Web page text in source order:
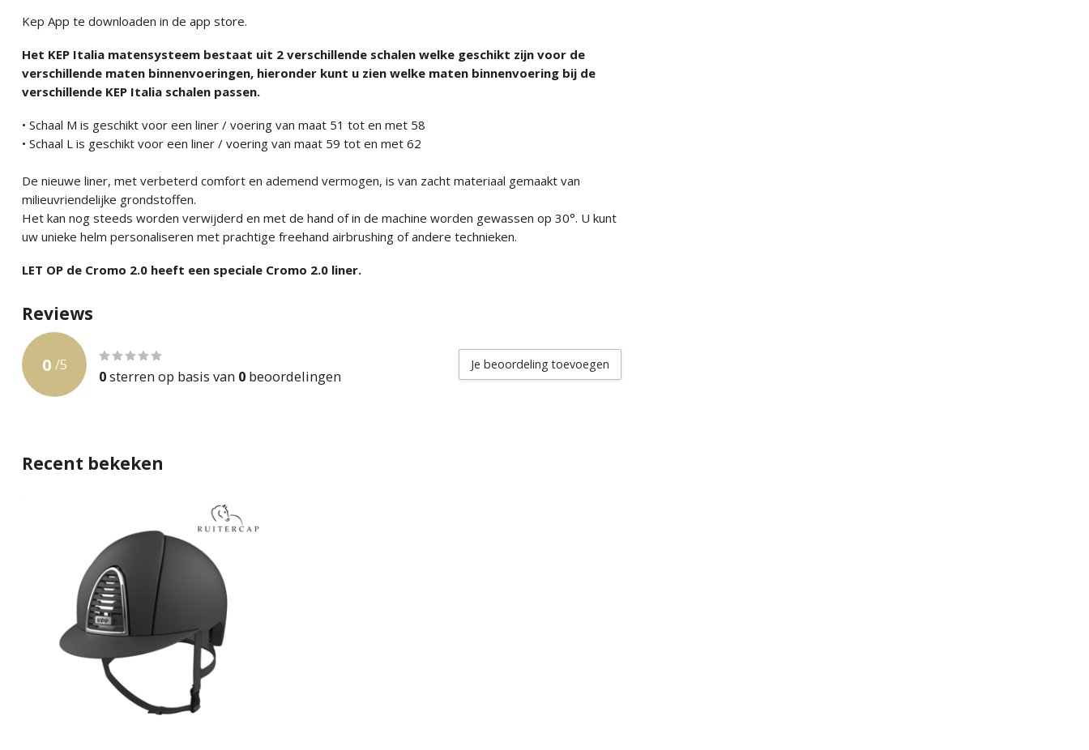
Kep App te downloaden in de app store.
Het KEP Italia matensysteem bestaat uit 2 verschillende schalen welke geschikt zijn voor de
verschillende maten binnenvoeringen, hieronder kunt u zien welke maten binnenvoering bij de
verschillende KEP Italia schalen passen.
• Schaal M is geschikt voor een liner / voering van maat 51 tot en met 58
• Schaal L is geschikt voor een liner / voering van maat 59 tot en met 62
De nieuwe liner, met verbeterd comfort en ademend vermogen, is van zacht materiaal gemaakt van
milieuvriendelijke grondstoffen.
Het kan nog steeds worden verwijderd en met de hand of in de machine worden gewassen op 30°. U kunt
uw unieke helm personaliseren met prachtige freehand airbrushing of andere technieken.
LET OP de Cromo 2.0 heeft een speciale Cromo 2.0 liner.
Reviews
0 /5
0sterren op basis van 0 beoordelingen
Je beoordeling toevoegen
Recent bekeken